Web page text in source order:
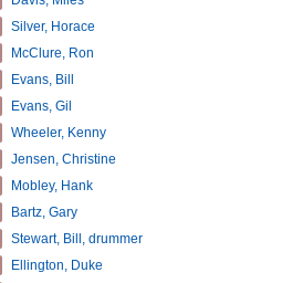
Silver, Horace
McClure, Ron
Evans, Bill
Evans, Gil
Wheeler, Kenny
Jensen, Christine
Mobley, Hank
Bartz, Gary
Stewart, Bill, drummer
Ellington, Duke